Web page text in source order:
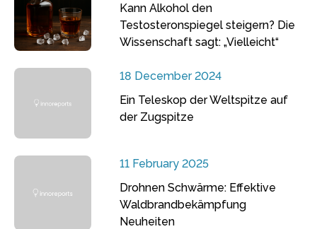
Kann Alkohol den
Testosteronspiegel steigern? Die
Wissenschaft sagt: „Vielleicht“
18 December 2024
Ein Teleskop der Weltspitze auf
der Zugspitze
11 February 2025
Drohnen Schwärme: Effektive
Waldbrandbekämpfung
Neuheiten